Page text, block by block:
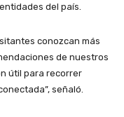
del país.
conozcan más
de nuestros
útil para recorrer
señaló.